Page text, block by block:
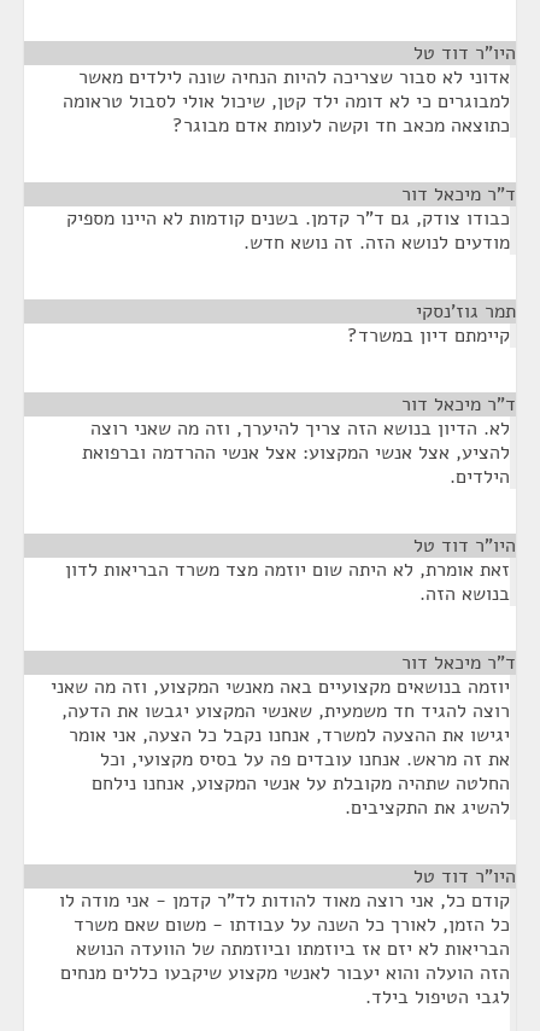
היו"ר דוד טל
אדוני לא סבור שצריכה להיות הנחיה שונה לילדים מאשר
למבוגרים כי לא דומה ילד קטן, שיכול אולי לסבול טראומה
כתוצאה מכאב חד וקשה לעומת אדם מבוגר?
ד"ר מיכאל דור
כבודו צודק, גם ד"ר קדמן. בשנים קודמות לא היינו מספיק
מודעים לנושא הזה. זה נושא חדש.
תמר גוז'נסקי
קיימתם דיון במשרד?
ד"ר מיכאל דור
לא. הדיון בנושא הזה צריך להיערך, וזה מה שאני רוצה
להציע, אצל אנשי המקצוע: אצל אנשי ההרדמה וברפואת
הילדים.
היו"ר דוד טל
זאת אומרת, לא היתה שום יוזמה מצד משרד הבריאות לדון
בנושא הזה.
ד"ר מיכאל דור
יוזמה בנושאים מקצועיים באה מאנשי המקצוע, וזה מה שאני
רוצה להגיד חד משמעית, שאנשי המקצוע יגבשו את הדעה,
יגישו את ההצעה למשרד, אנחנו נקבל כל הצעה, אני אומר
את זה מראש. אנחנו עובדים פה על בסיס מקצועי, וכל
החלטה שתהיה מקובלת על אנשי המקצוע, אנחנו נילחם
להשיג את התקציבים.
היו"ר דוד טל
קודם כל, אני רוצה מאוד להודות לד"ר קדמן - אני מודה לו
כל הזמן, לאורך כל השנה על עבודתו - משום שאם משרד
הבריאות לא יזם אז ביוזמתו וביוזמתה של הוועדה הנושא
הזה הועלה והוא יעבור לאנשי מקצוע שיקבעו כללים מנחים
לגבי הטיפול בילד.